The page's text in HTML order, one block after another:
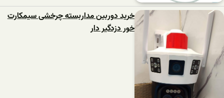
خرید دوربین مداربسته چرخشی سیمکارت
خور دزدگیر دار